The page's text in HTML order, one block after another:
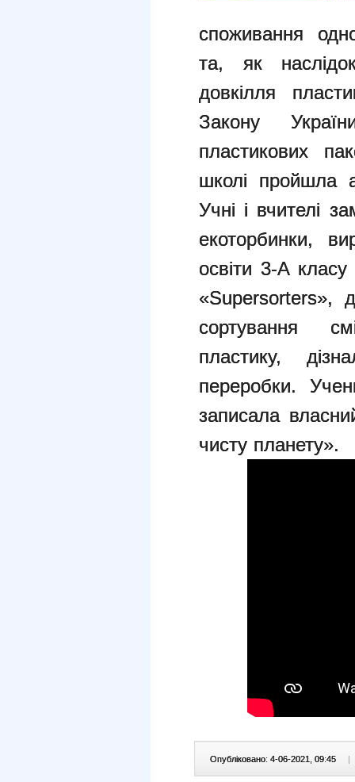
споживання
та, як
довкілля
Закону
пластикових
школі пройшла
Учні і вчителі
екоторбинки,
освіти 3-А класу
«Supersorters»,
сортування
пластику,
переробки.
записала
чисту планету».
Опубліковано: 4-06-2021, 09:45 |